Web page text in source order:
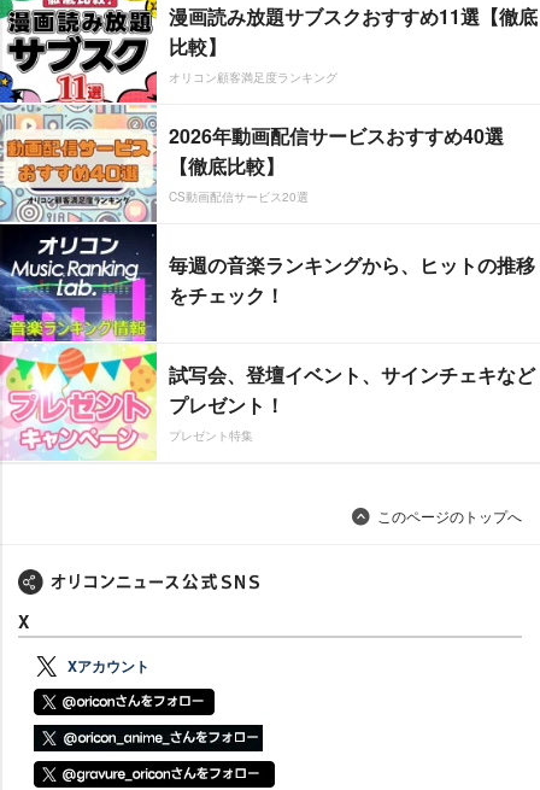
漫画読み放題サブスクおすすめ11選【徹底
比較】
オリコン顧客満足度ランキング
2026年動画配信サービスおすすめ40選
【徹底比較】
CS動画配信サービス20選
毎週の音楽ランキングから、ヒットの推移
をチェック！
試写会、登壇イベント、サインチェキなど
プレゼント！
プレゼント特集
このページのトップへ
X
Xアカウント